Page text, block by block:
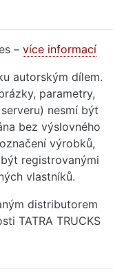
– více informací
autorským dílem.
parametry,
nesmí být
bez výslovného
výrobků,
registrovanými
vlastníků.
distributorem
TATRA TRUCKS